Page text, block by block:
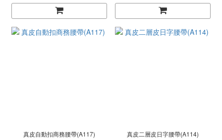
真皮自動扣商務腰帶(A117) 真皮二層皮日字腰帶(A114)